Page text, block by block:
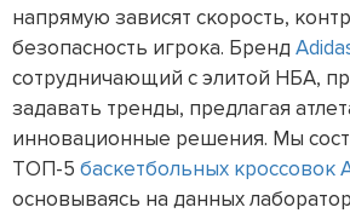
напрямую зависят скорость,
безопасность игрока. Бренд
сотрудничающий с элитой НБА,
задавать тренды, предлагая
инновационные решения. Мы
ТОП-5 баскетбольных кроссовок
основываясь на данных